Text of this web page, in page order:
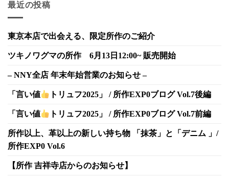
最近の投稿
東京本店で出会える、限定所作のご紹介
ツキノワグマの所作 6月13日12:00~ 販売開始
– NNY全店 年末年始営業のお知らせ –
「言い値 トリュフ2025」 / 所作EXP0ブログ Vol.7後編
「言い値 トリュフ2025」 / 所作EXP0ブログ Vol.7前編
所作以上、革以上の新しい持ち物 「抹茶」と「デニム 」/
所作EXP0 Vol.6
【所作 吉祥寺店からのお知らせ】